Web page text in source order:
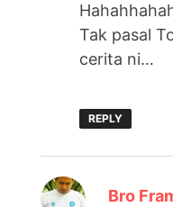
Tak pasal
cerita ni…
REPLY
Bro